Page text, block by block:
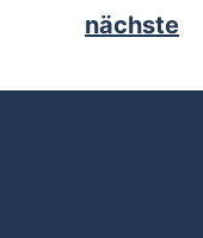
nächste